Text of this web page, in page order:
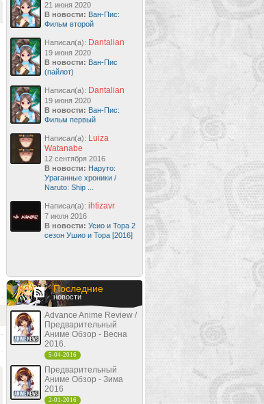
21 июня 2020
В новости: Ван-Пис:
Фильм второй
Написал(а): Dantalian
19 июня 2020
В новости: Ван-Пис
(пайлот)
Написал(а): Dantalian
19 июня 2020
В новости: Ван-Пис:
Фильм первый
Написал(а): Luiza
Watanabe
12 сентября 2016
В новости: Наруто:
Ураганные хроники /
Naruto: Ship ...
Написал(а): ihtizavr
7 июля 2016
В новости: Усио и Тора 2
сезон Ушио и Тора [2016]
Последние
новости
Advance Anime Review /
Предварительный
Аниме Обзор - Весна
2016.
5-04-2016
Предварительный
Аниме Обзор - Зима
2016
2-01-2016